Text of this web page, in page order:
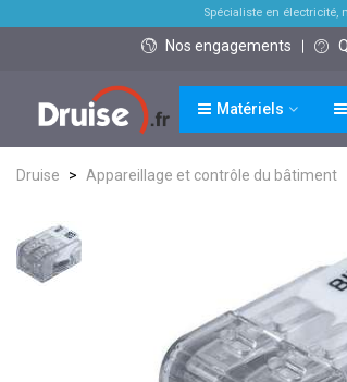
Spécialiste en électricité,
Nos engagements
Matériels
Druise > Appareillage et contrôle du bâtiment